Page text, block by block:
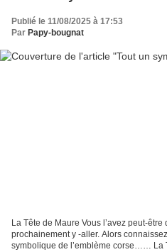
Publié le 11/08/2025 à 17:53
Par Papy-bougnat
La Tête de Maure Vous l’avez peut-
prochainement y -aller. Alors
symbolique de l’emblème corse…… La